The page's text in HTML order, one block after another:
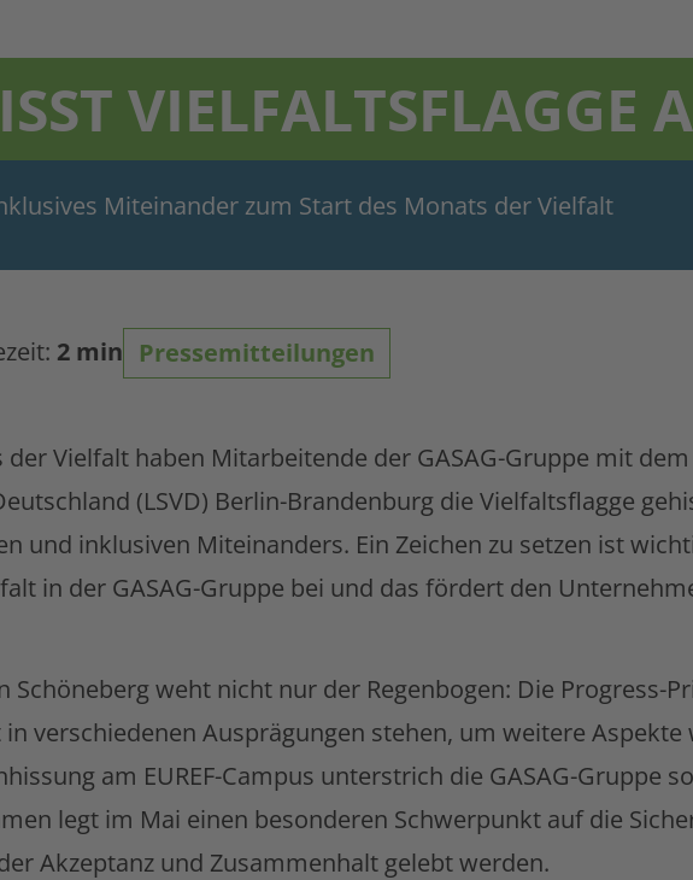
VIELFALTSFLAGGE
Miteinander zum Start des Monats der Vielfalt
2 min Pressemitteilungen
Vielfalt haben Mitarbeitende der GASAG-Gruppe mit
(LSVD) Berlin-Brandenburg die Vielfaltsflagge
und inklusiven Miteinanders. Ein Zeichen zu setzen ist
in der GASAG-Gruppe bei und das fördert den
Schöneberg weht nicht nur der Regenbogen: Die Progress-
verschiedenen Ausprägungen stehen, um weitere
am EUREF-Campus unterstrich die GASAG-Gruppe
legt im Mai einen besonderen Schwerpunkt auf die
Akzeptanz und Zusammenhalt gelebt werden.